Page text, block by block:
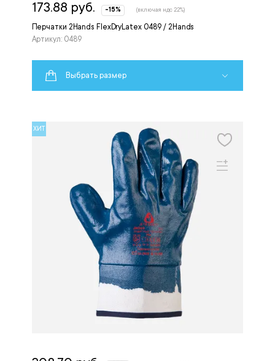
Перчатки 2Hands FlexDryLatex 0489 / 2Hands
Артикул: 0489
173.88 руб. -15% (включая ндс 22%)
Выбрать размер
ХИТ